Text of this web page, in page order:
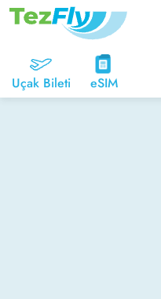
Uçak Bileti eSIM